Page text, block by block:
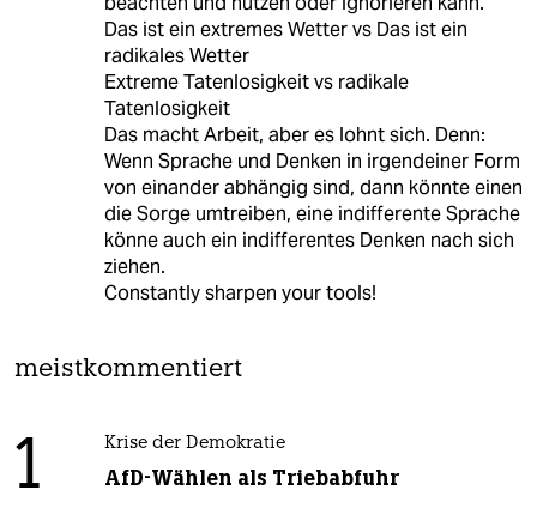
Das ist ein extremes Wetter vs Das ist ein
radikales Wetter
Extreme Tatenlosigkeit vs radikale
Tatenlosigkeit
Das macht Arbeit, aber es lohnt sich. Denn:
Wenn Sprache und Denken in irgendeiner Form
von einander abhängig sind, dann könnte einen
die Sorge umtreiben, eine indifferente Sprache
könne auch ein indifferentes Denken nach sich
ziehen.
Constantly sharpen your tools!
meistkommentiert
1 Krise der Demokratie
AfD-Wählen als Triebabfuhr